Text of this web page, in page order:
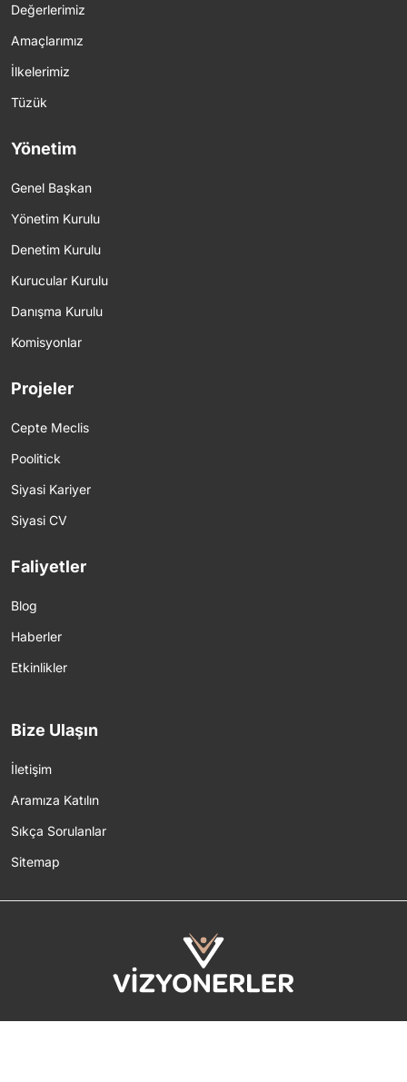
Değerlerimiz
Amaçlarımız
İlkelerimiz
Tüzük
Yönetim
Genel Başkan
Yönetim Kurulu
Denetim Kurulu
Kurucular Kurulu
Danışma Kurulu
Komisyonlar
Projeler
Cepte Meclis
Poolitick
Siyasi Kariyer
Siyasi CV
Faliyetler
Blog
Haberler
Etkinlikler
Bize Ulaşın
İletişim
Aramıza Katılın
Sıkça Sorulanlar
Sitemap